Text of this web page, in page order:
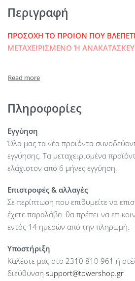
Περιγραφή
ΠΡΟΣΟΧΗ ΤΟ ΠΡΟΙΟΝ ΠΟΥ
ΜΕΤΑΧΕΙΡΙΣΜΕΝΟ Ή
Πληροφορίες
Εγγύηση
Όλα μας τα νέα προϊόντα
εγγύησης. Τα μεταχειρισμένα
ελάχιστον από 6 μήνες εγγύηση.
Επιστροφές & αλλαγές
Σε περίπτωση που επιθυμείτε να
έχετε παραλάβει θα πρέπει να
εντός 14 ημερών από την πληρωμή.
Υποστήριξη
Καλέστε μας στο 2310 810 961 ή
διεύθυνση support@towershop.gr